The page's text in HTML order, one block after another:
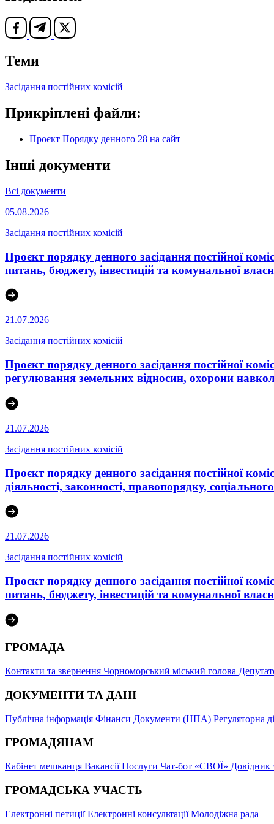
Теми
Засідання постійних комісій
Прикріплені файли:
Проєкт Порядку денного 28 на сайт
Інші документи
Всі документи
05.08.2026
Засідання постійних комісій
Проєкт порядку денного засідання постійної
питань, бюджету, інвестицій та комунальної
21.07.2026
Засідання постійних комісій
Проєкт порядку денного засідання постійної
регулювання земельних відносин, охорони
21.07.2026
Засідання постійних комісій
Проєкт порядку денного засідання постійної
діяльності, законності, правопорядку,
21.07.2026
Засідання постійних комісій
Проєкт порядку денного засідання постійної
питань, бюджету, інвестицій та комунальної
ГРОМАДА
Контакти та звернення Чорноморський міський голова
ДОКУМЕНТИ ТА ДАНІ
Публічна інформація Фінанси Документи (НПА) Регуляторна
ГРОМАДЯНАМ
Кабінет мешканця ВакансіїПослуги Чат-бот «СВОЇ» Довідник
ГРОМАДСЬКА УЧАСТЬ
Електронні петиціїЕлектронні консультаціїМолодіжна рада